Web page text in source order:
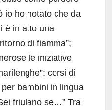
io ho notato che da
è in atto una
di fiamma”;
le iniziative
corsi di
bambini in lingua
friulano se…” Tra i